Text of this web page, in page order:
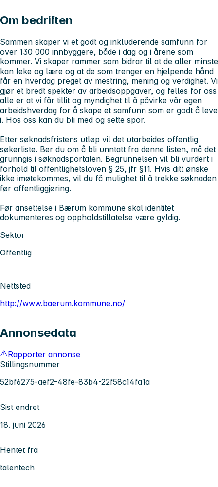
Om bedriften
Sammen skaper vi et godt og inkluderende samfunn for
over 130 000 innbyggere, både i dag og i årene som
kommer. Vi skaper rammer som bidrar til at de aller minste
kan leke og lære og at de som trenger en hjelpende hånd
får en hverdag preget av mestring, mening og verdighet. Vi
gjør et bredt spekter av arbeidsoppgaver, og felles for oss
alle er at vi får tillit og myndighet til å påvirke vår egen
arbeidshverdag for å skape et samfunn som er godt å leve
i. Hos oss kan du bli med og sette spor.
Etter søknadsfristens utløp vil det utarbeides offentlig
søkerliste. Ber du om å bli unntatt fra denne listen, må det
grunngis i søknadsportalen. Begrunnelsen vil bli vurdert i
forhold til offentlighetsloven § 25, jfr §11. Hvis ditt ønske
ikke imøtekommes, vil du få mulighet til å trekke søknaden
før offentliggjøring.
Før ansettelse i Bærum kommune skal identitet
dokumenteres og oppholdstillatelse være gyldig.
Sektor
Offentlig
Nettsted
http://www.baerum.kommune.no/
Annonsedata
Rapporter annonse
Stillingsnummer
52bf6275-aef2-48fe-83b4-22f58c14fa1a
Sist endret
18. juni 2026
Hentet fra
talentech